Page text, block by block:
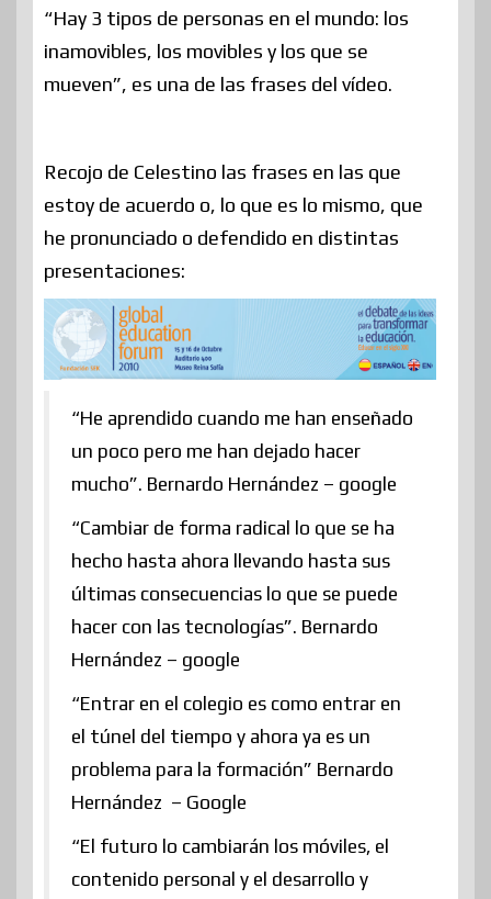
“Hay 3 tipos de personas en el mundo: los
inamovibles, los movibles y los que se
mueven”, es una de las frases del vídeo.
Recojo de Celestino las frases en las que
estoy de acuerdo o, lo que es lo mismo, que
he pronunciado o defendido en distintas
presentaciones:
“He aprendido cuando me han enseñado
un poco pero me han dejado hacer
mucho”. Bernardo Hernández – google
“Cambiar de forma radical lo que se ha
hecho hasta ahora llevando hasta sus
últimas consecuencias lo que se puede
hacer con las tecnologías”. Bernardo
Hernández – google
“Entrar en el colegio es como entrar en
el túnel del tiempo y ahora ya es un
problema para la formación” Bernardo
Hernández – Google
“El futuro lo cambiarán los móviles, el
contenido personal y el desarrollo y